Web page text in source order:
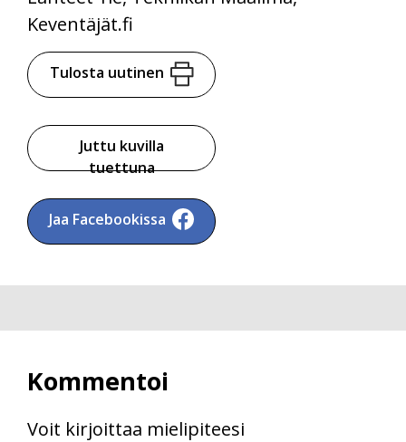
Keventäjät.fi
Tulosta uutinen
Juttu kuvilla
tuettuna
Jaa Facebookissa
Kommentoi
Voit kirjoittaa mielipiteesi